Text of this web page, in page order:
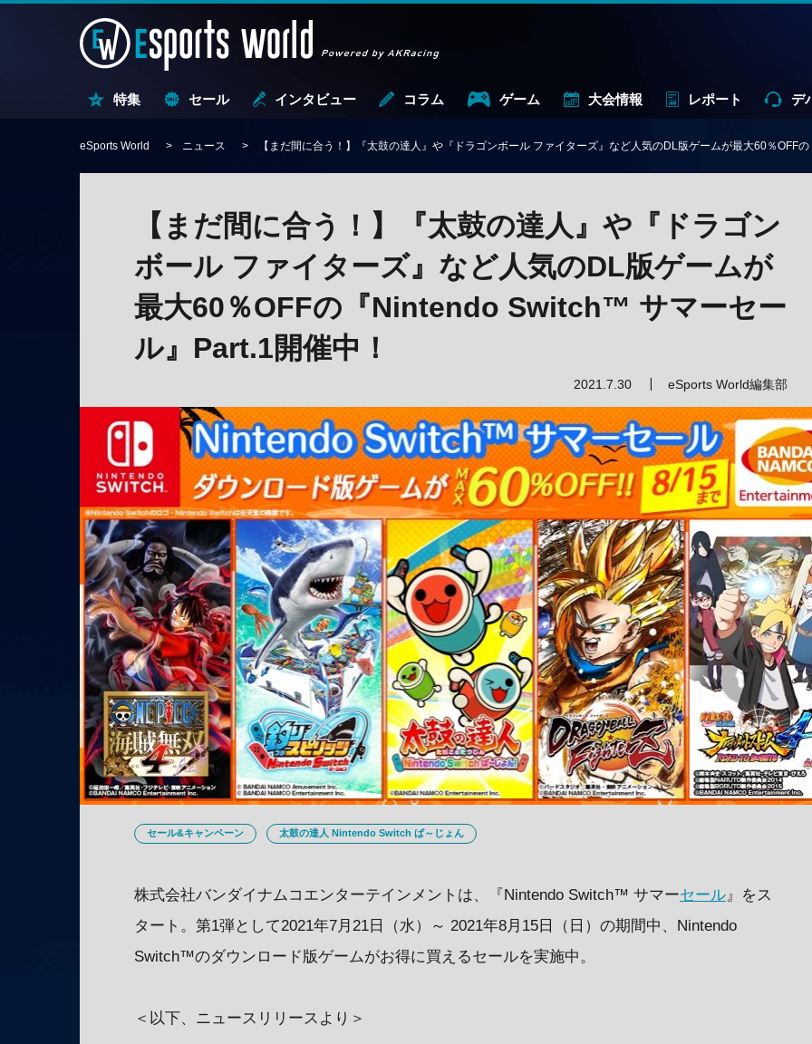
特集 セール インタビュー コラム ゲーム 大会情報 レポート デ
eSports World ニュース 【まだ間に合う！】『太鼓の達人』や『ドラゴンボール ファイターズ』など人気のDL版ゲームが最大60％
【まだ間に合う！】『太鼓の達人』や『ドラゴン
ボール ファイターズ』など人気のDL版ゲームが
最大60％OFFの『Nintendo Switch™ サマーセー
ル』Part.1開催中！
2021.7.30 eSports World編集部
セール&キャンペーン 太鼓の達人 Nintendo Switch ば～じょん
株式会社バンダイナムコエンターテインメントは、『Nintendo Switch™ サマーセール』をス
タート。第1弾として2021年7月21日（水）～ 2021年8月15日（日）の期間中、Nintendo
Switch™のダウンロード版ゲームがお得に買えるセールを実施中。
＜以下、ニュースリリースより＞